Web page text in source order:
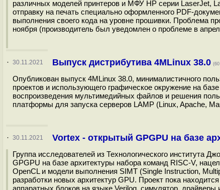
различных моделей принтеров и МФУ HP серии LaserJet,
отправку на печать специально оформленного PDF-
выполнения своего кода на уровне прошивки. Проблема
ноября (производитель был уведомлен о проблеме в
· 30.11.2021 Выпуск дистрибутива 4MLinux 38.0
Опубликован выпуск 4MLinux 38.0, минималистичного
проектов и использующего графическое окружение на
воспроизведения мультимедийных файлов и решения
платформы для запуска серверов LAMP (Linux, Apache,
· 30.11.2021 Vortex - открытый GPGPU на базе
Группа исследователей из Технологического института
GPGPU на базе архитектуры набора команд RISC-V,
OpenCL и модели выполнения SIMT (Single Instruction,
разработки новых архитектур GPU. Проект пока
аппаратных блоков на языке Verilog, симулятор,